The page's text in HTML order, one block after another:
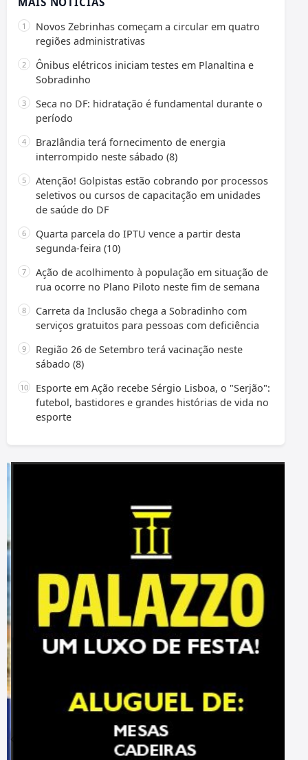
Novos Zebrinhas começam a circular em quatro
regiões administrativas
Ônibus elétricos iniciam testes em Planaltina e
Sobradinho
Seca no DF: hidratação é fundamental durante o
período
Brazlândia terá fornecimento de energia
interrompido neste sábado (8)
Atenção! Golpistas estão cobrando por processos
seletivos ou cursos de capacitação em unidades
de saúde do DF
Quarta parcela do IPTU vence a partir desta
segunda-feira (10)
Ação de acolhimento à população em situação de
rua ocorre no Plano Piloto neste fim de semana
Carreta da Inclusão chega a Sobradinho com
serviços gratuitos para pessoas com deficiência
Região 26 de Setembro terá vacinação neste
sábado (8)
Esporte em Ação recebe Sérgio Lisboa, o "Serjão":
futebol, bastidores e grandes histórias de vida no
esporte